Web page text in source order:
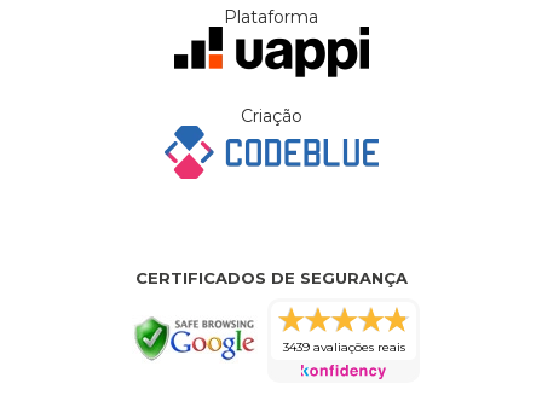
Plataforma
Criação
CERTIFICADOS DE SEGURANÇA
3439 avaliações reais